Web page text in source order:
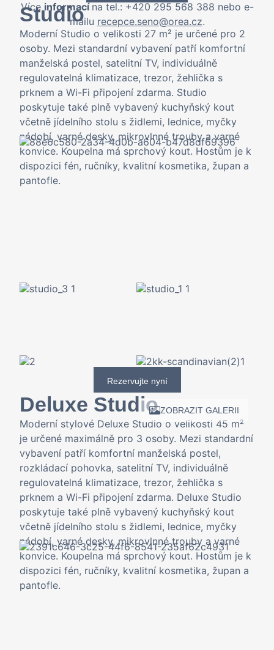
Více informací na tel.: +420 295 568 388 nebo e-
mailu recepce.seno@orea.cz.
Studio
Moderní Studio o velikosti 27 m² je určené pro 2
osoby. Mezi standardní vybavení patří komfortní
manželská postel, satelitní TV, individuálně
regulovatelná klimatizace, trezor, žehlička s
prknem a Wi-Fi připojení zdarma. Studio
poskytuje také plně vybavený kuchyňský kout
včetně jídelního stolu s židlemi, lednice, myčky
nádobí, varné desky, mikrovlnné trouby a varné
konvice. Koupelna má sprchový kout. Hostům je k
dispozici fén, ručníky, kvalitní kosmetika, župan a
pantofle.
ZOBRAZIT GALERII
Rezervujte nyní
Deluxe Studio
Moderní stylové Deluxe Studio o velikosti 45 m²
je určené maximálně pro 3 osoby. Mezi standardní
vybavení patří komfortní manželská postel,
rozkládací pohovka, satelitní TV, individuálně
regulovatelná klimatizace, trezor, žehlička s
prknem a Wi-Fi připojení zdarma. Deluxe Studio
poskytuje také plně vybavený kuchyňský kout
včetně jídelního stolu s židlemi, lednice, myčky
nádobí, varné desky, mikrovlnné trouby a varné
konvice. Koupelna má sprchový kout. Hostům je k
dispozici fén, ručníky, kvalitní kosmetika, župan a
pantofle.